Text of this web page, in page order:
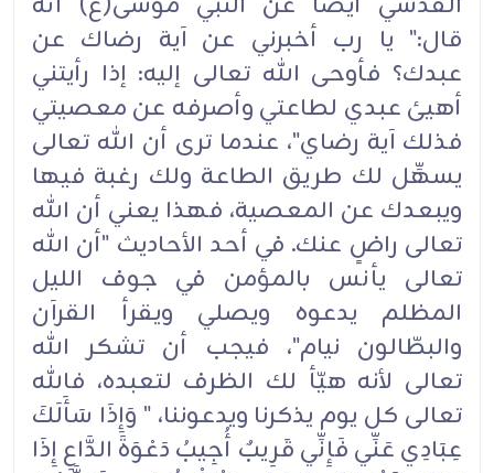
قال:" يا رب أخبرني عن آية رضاك عن
عبدك؟ فأوحى الله تعالى إليه: إذا رأيتني
أهيئ عبدي لطاعتي وأصرفه عن معصيتي
فذلك آية رضاي"، عندما ترى أن الله تعالى
يسهِّل لك طريق الطاعة ولك رغبة فيها
ويبعدك عن المعصية، فهذا يعني أن الله
تعالى راضٍ عنك. في أحد الأحاديث "أن الله
تعالى يأنس بالمؤمن في جوف الليل
المظلم يدعوه ويصلي ويقرأ القرآن
والبطّالون نيام"، فيجب أن تشكر الله
تعالى لأنه هيّأ لك الظرف لتعبده، فالله
تعالى كل يوم يذكرنا ويدعوننا، " وَإِذَا سَأَلَكَ
عِبَادِي عَنِّي فَإِنِّي قَرِيبٌ أُجِيبُ دَعْوَةَ الدَّاعِ إِذَا